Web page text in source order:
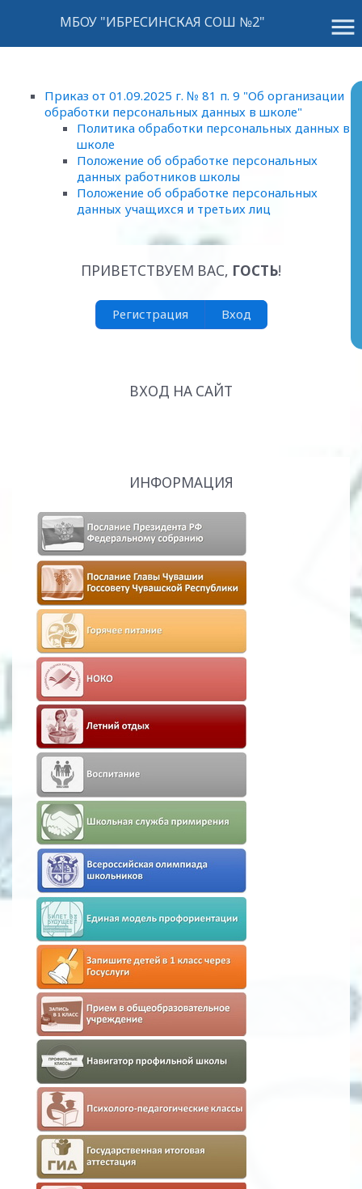
menu
МБОУ "ИБРЕСИНСКАЯ СОШ №2"
Приказ от 01.09.2025 г. № 81 п. 9 "Об организации
обработки персональных данных в школе"
Политика обработки персональных данных в
школе
Положение об обработке персональных
данных работников школы
Положение об обработке персональных
данных учащихся и третьих лиц
ПРИВЕТСТВУЕМ ВАС, ГОСТЬ!
Регистрация Вход
ВХОД НА САЙТ
ИНФОРМАЦИЯ